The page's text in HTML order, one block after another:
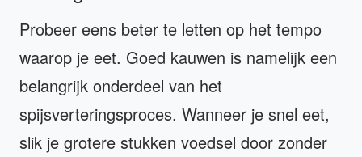
Probeer eens beter te letten op het tempo
waarop je eet. Goed kauwen is namelijk een
belangrijk onderdeel van het
spijsverteringsproces. Wanneer je snel eet,
slik je grotere stukken voedsel door zonder